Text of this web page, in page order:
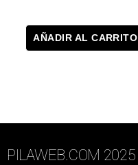
AÑADIR AL CARRITO
PILAWEB.COM 2025